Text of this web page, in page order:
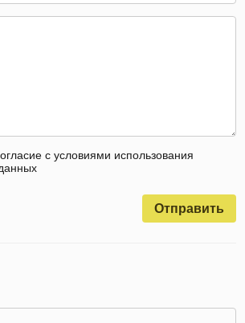
с условиями использования
Отправить